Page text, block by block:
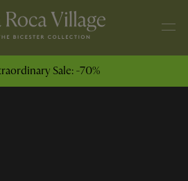
Sale: -70%